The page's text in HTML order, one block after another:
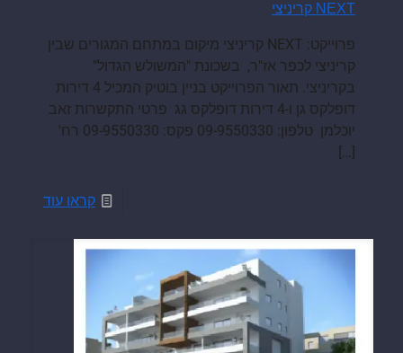
NEXT קריניצי
פרוייקט: NEXT קריניצי מיקום במתחם המגורים שבין
קריניצי לכפר אז"ר, בשכונת "המשולש הגדול"
בקריניצי. תאור הפרוייקט בניין בוטיק המכיל 4 דירות
דופלקס גן ו-4 דירות דופלקס גג פרטי התקשרות זאב
יוכלמן טלפון: 09-9550330 פקס: 09-9550330 רח'
[…]
קראו עוד